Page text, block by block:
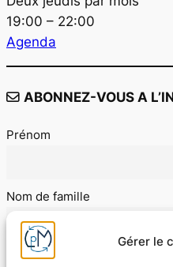
Gérer le
19:00 – 22:00
Agenda
ABONNEZ-VOUS A
Prénom
Nom de famille
E-mail